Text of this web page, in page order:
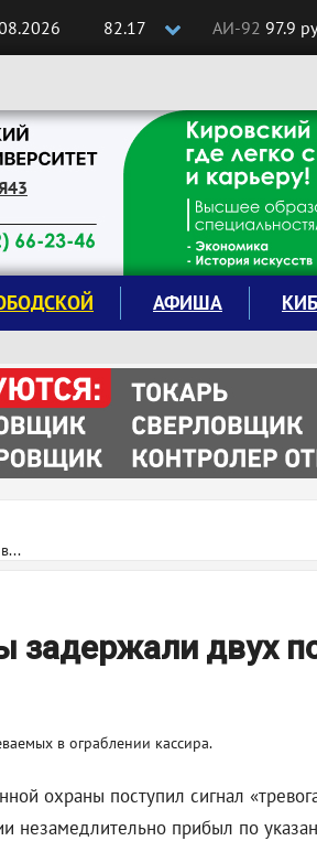
82.17 АИ-92 97.9
АФИША
задержали двух
охраны поступил сигнал
незамедлительно прибыл по